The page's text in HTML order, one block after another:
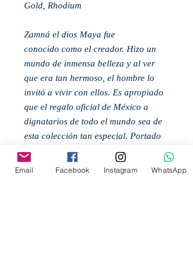
Gold, Rhodium
Zamná el dios Maya fue
conocido como el creador. Hizo un
mundo de inmensa belleza y al ver
que era tan hermoso, el hombre lo
invitó a vivir con ellos. Es apropiado
que el regalo oficial de México a
dignatarios de todo el mundo sea de
esta colección tan especial. Portado
por presidentes, reyes, príncipes y
muchos más en todo el mundo, esta
Email Facebook Instagram WhatsApp